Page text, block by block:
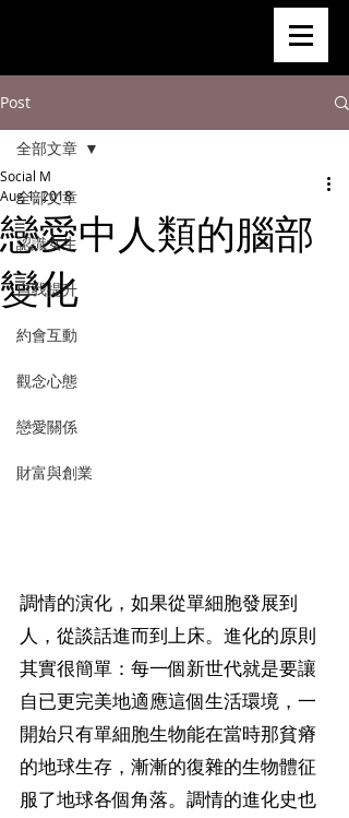
Post
全部文章
認識女生
自我提升
約會互動
觀念心態
戀愛關係
財富與創業
全部文章
戀愛中人類的腦部
變化
Social M
Aug 1, 2018
調情的演化，如果從單細胞發展到
人，從談話進而到上床。進化的原則
其實很簡單：每一個新世代就是要讓
自已更完美地適應這個生活環境，一
開始只有單細胞生物能在當時那貧瘠
的地球生存，漸漸的復雜的生物體征
服了地球各個角落。調情的進化史也